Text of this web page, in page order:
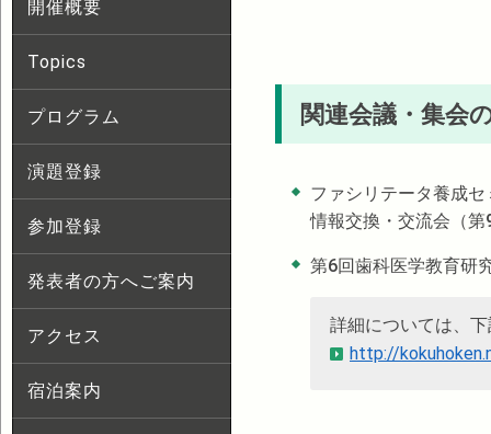
開催概要
Topics
プログラム
演題登録
参加登録
発表者の方へご案内
アクセス
宿泊案内
関連会議・集会
ファシリテータ養成
情報交換・交流会（
第6回歯科医学教育研
詳細については、
http://